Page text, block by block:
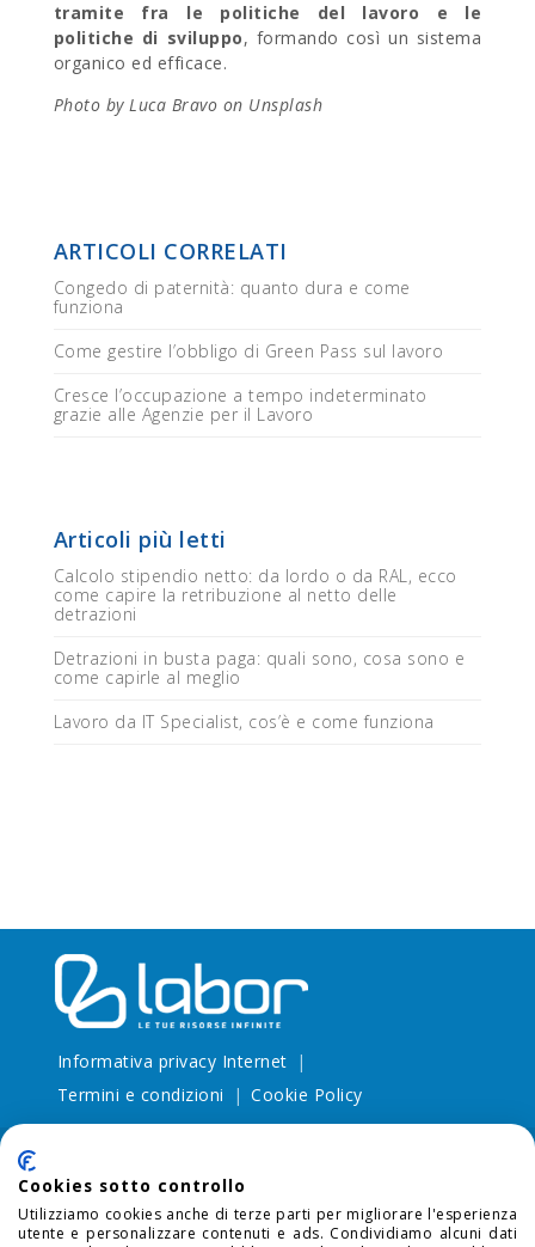
tramite fra le politiche del lavoro e le
politiche di sviluppo, formando così un sistema
organico ed efficace.
Photo by Luca Bravo on Unsplash
ARTICOLI CORRELATI
Congedo di paternità: quanto dura e come
funziona
Come gestire l’obbligo di Green Pass sul lavoro
Cresce l’occupazione a tempo indeterminato
grazie alle Agenzie per il Lavoro
Articoli più letti
Calcolo stipendio netto: da lordo o da RAL, ecco
come capire la retribuzione al netto delle
detrazioni
Detrazioni in busta paga: quali sono, cosa sono e
come capirle al meglio
Lavoro da IT Specialist, cos’è e come funziona
Informativa privacy Internet
Termini e condizioni
Cookie Policy
SEDE LEGALE:via Larga, 13 20122 Milano (MI) - P.I.
Cookies sotto controllo
Utilizziamo cookies anche di terze parti per migliorare l'esperienza
utente e personalizzare contenuti e ads. Condividiamo alcuni dati